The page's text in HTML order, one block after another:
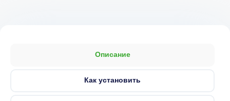
Описание
Как установить